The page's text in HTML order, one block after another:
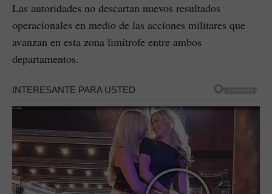
Las autoridades no descartan nuevos resultados
operacionales en medio de las acciones militares que
avanzan en esta zona limítrofe entre ambos
departamentos.